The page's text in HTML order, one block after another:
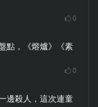
0
點，《熔爐》《素
0
邊殺人，這次連童